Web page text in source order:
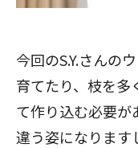
今回のS.Y.さんの
育てたり、枝を多
て作り込む必要が
違う姿になります